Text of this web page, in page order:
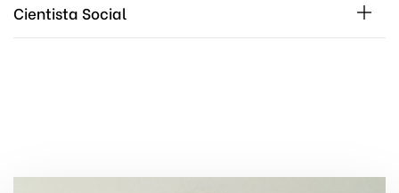
Cientista Social